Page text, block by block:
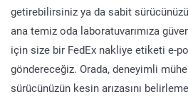
getirebilirsiniz ya da sabit
ana temiz oda laboratuvarımıza
için size bir FedEx nakliye etiketi e-
göndereceğiz. Orada, deneyimli
sürücünüzün kesin arızasını